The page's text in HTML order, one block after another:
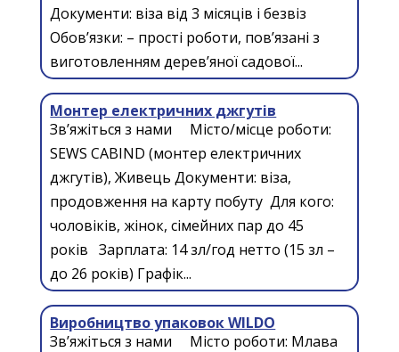
Документи: віза від 3 місяців і безвіз
Обов’язки: – прості роботи, пов’язані з
виготовленням дерев’яної садової...
Монтер електричних джгутів
Зв’яжіться з нами Місто/місце роботи:
SEWS CABIND (монтер електричних
джгутів), Живець Документи: віза,
продовження на карту побуту Для кого:
чоловіків, жінок, сімейних пар до 45
років Зарплата: 14 зл/год нетто (15 зл –
до 26 років) Графік...
Виробництво упаковок WILDO
Зв’яжіться з нами Місто роботи: Млава